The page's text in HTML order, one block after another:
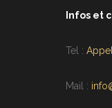
Infos et
Tel :
Mail :